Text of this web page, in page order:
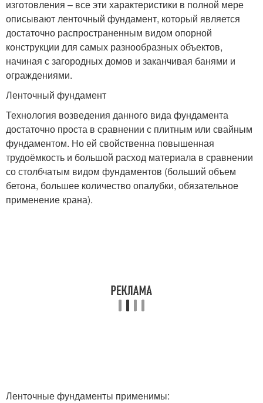
изготовления – все эти характеристики в полной мере
описывают ленточный фундамент, который является
достаточно распространенным видом опорной
конструкции для самых разнообразных объектов,
начиная с загородных домов и заканчивая банями и
ограждениями.
Ленточный фундамент
Технология возведения данного вида фундамента
достаточно проста в сравнении с плитным или свайным
фундаментом. Но ей свойственна повышенная
трудоёмкость и большой расход материала в сравнении
со столбчатым видом фундаментов (больший объем
бетона, большее количество опалубки, обязательное
применение крана).
Ленточные фундаменты применимы: